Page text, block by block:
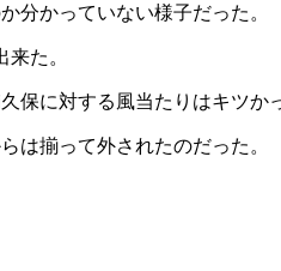
分かっていない様子だった。
た。
保に対する風当たりはキツか
は揃って外されたのだった。